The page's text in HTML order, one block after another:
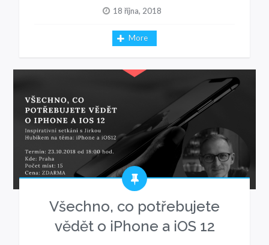
18 října, 2018
More
Všechno, co potřebujete
vědět o iPhone a iOS 12